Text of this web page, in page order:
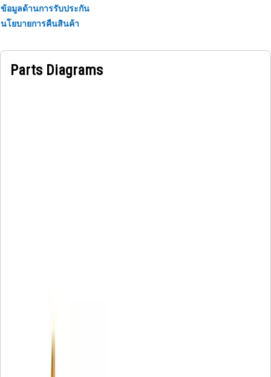
ข้อมูลด้านการรับประกัน
นโยบายการคืนสินค้า
Parts Diagrams